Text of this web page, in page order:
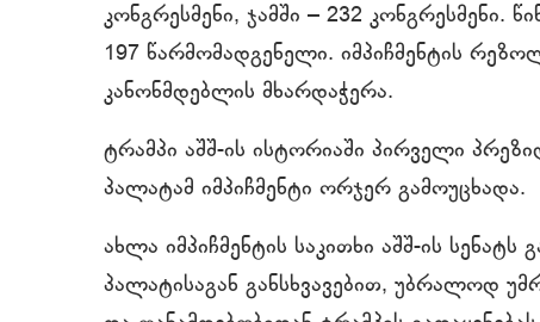
კონგრესმენი, ჯამში – 232 კონგრესმენი.
197 წარმომადგენელი. იმპიჩმენტის
კანონმდებლის მხარდაჭერა.
ტრამპი აშშ-ის ისტორიაში პირველი
პალატამ იმპიჩმენტი ორჯერ გამოუცხადა.
ახლა იმპიჩმენტის საკითხი აშშ-ის
პალატისაგან განსხვავებით, უბრალოდ